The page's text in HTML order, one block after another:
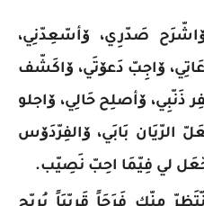
صَدّرِي، ۆأسّعِدّنِي،
ۆاجِبّ دَعۆتَي، ۆاكَشّف
ذَنّبِي، ۆأصلِح حَالِي، ۆاجلو
الرّيَان بَابَي، ۆالفِرّدَۆس
لي فِيّمَا احِبّ نَصِيّب.